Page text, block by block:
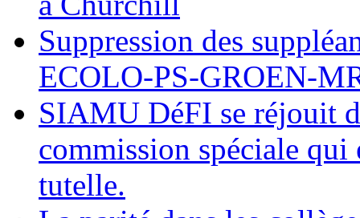
Suppression des
ECOLO-PS-GROEN-
SIAMU DéFI se réjouit
commission spéciale qui
tutelle.